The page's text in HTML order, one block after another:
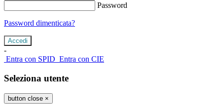
Password
Password dimenticata?
-
Entra con SPID Entra con CIE
Seleziona utente
button close ×